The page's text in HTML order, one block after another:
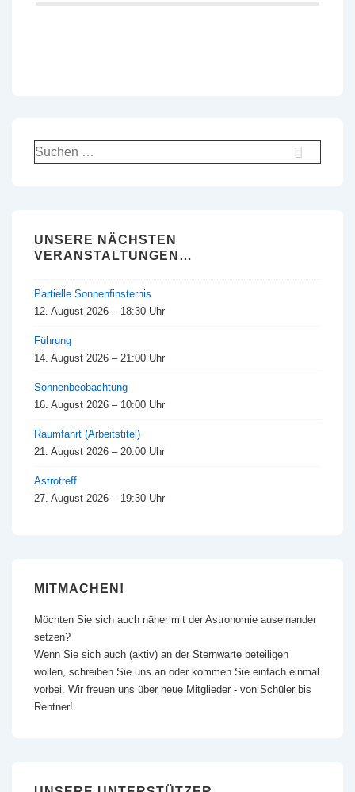
Suchen
nach:
UNSERE NÄCHSTEN
VERANSTALTUNGEN…
Partielle Sonnenfinsternis
12. August 2026 – 18:30 Uhr
Führung
14. August 2026 – 21:00 Uhr
Sonnenbeobachtung
16. August 2026 – 10:00 Uhr
Raumfahrt (Arbeitstitel)
21. August 2026 – 20:00 Uhr
Astrotreff
27. August 2026 – 19:30 Uhr
MITMACHEN!
Möchten Sie sich auch näher mit der Astronomie auseinander
setzen?
Wenn Sie sich auch (aktiv) an der Sternwarte beteiligen
wollen, schreiben Sie uns an oder kommen Sie einfach einmal
vorbei. Wir freuen uns über neue Mitglieder - von Schüler bis
Rentner!